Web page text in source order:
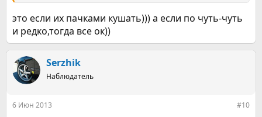
это если их пачками кушать))) а если по чуть-чуть
и редко,тогда все ок))
Serzhik
Наблюдатель
6 Июн 2013 #10